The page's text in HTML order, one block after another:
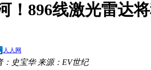
！896线激光雷达
人人网
：史宝华 来源：EV世纪